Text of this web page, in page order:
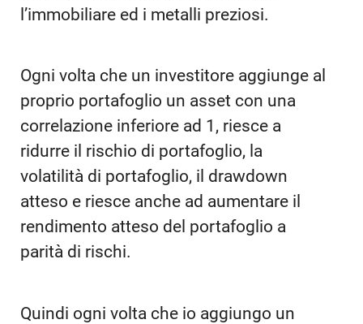
l’immobiliare ed i metalli preziosi.
Ogni volta che un investitore aggiunge al
proprio portafoglio un asset con una
correlazione inferiore ad 1, riesce a
ridurre il rischio di portafoglio, la
volatilità di portafoglio, il drawdown
atteso e riesce anche ad aumentare il
rendimento atteso del portafoglio a
parità di rischi.
Quindi ogni volta che io aggiungo un